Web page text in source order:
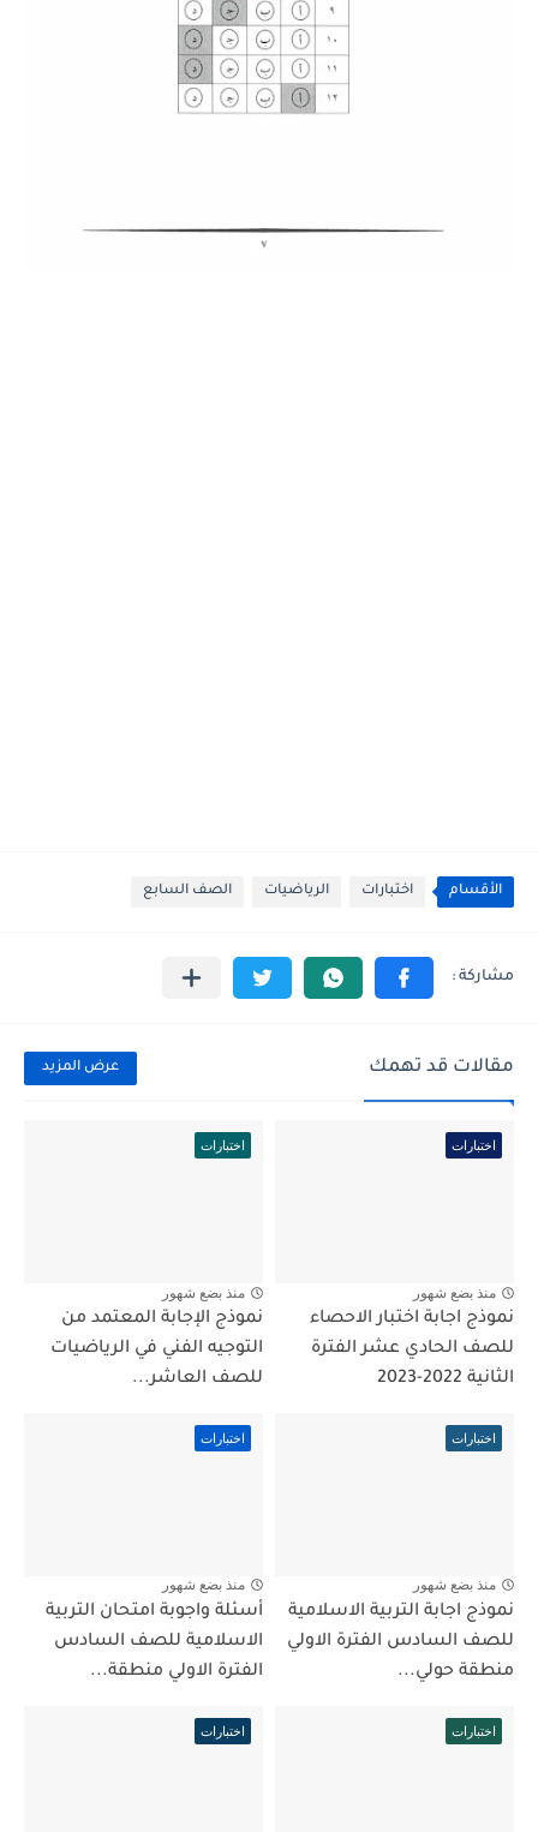
الأقسام اختبارات الرياضيات الصف السابع
مقالات قد تهمك عرض المزيد
اختبارات
منذ بضع شهور
نموذج اجابة اختبار الاحصاء
للصف الحادي عشر الفترة
الثانية 2022-2023
اختبارات
منذ بضع شهور
نموذج الإجابة المعتمد من
التوجيه الفني في الرياضيات
للصف العاشر...
اختبارات
منذ بضع شهور
نموذج اجابة التربية الاسلامية
للصف السادس الفترة الاولي
منطقة حولي...
اختبارات
منذ بضع شهور
أسئلة واجوبة امتحان التربية
الاسلامية للصف السادس
الفترة الاولي منطقة...
اختبارات اختبارات